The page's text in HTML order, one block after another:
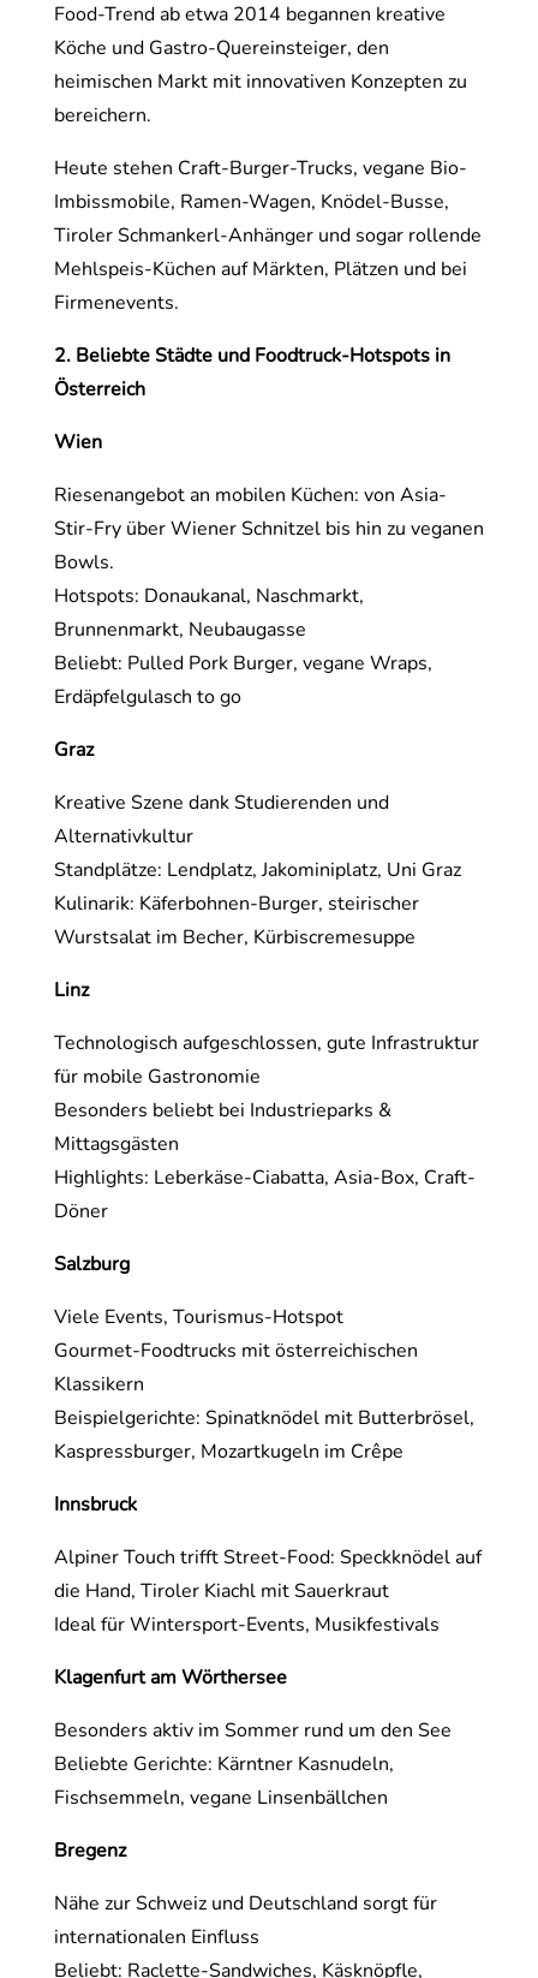
Food-Trend ab etwa 2014 begannen kreative
Köche und Gastro-Quereinsteiger, den
heimischen Markt mit innovativen Konzepten zu
bereichern.
Heute stehen Craft-Burger-Trucks, vegane Bio-
Imbissmobile, Ramen-Wagen, Knödel-Busse,
Tiroler Schmankerl-Anhänger und sogar rollende
Mehlspeis-Küchen auf Märkten, Plätzen und bei
Firmenevents.
2. Beliebte Städte und Foodtruck-Hotspots in
Österreich
Wien
Riesenangebot an mobilen Küchen: von Asia-
Stir-Fry über Wiener Schnitzel bis hin zu veganen
Bowls.
Hotspots: Donaukanal, Naschmarkt,
Brunnenmarkt, Neubaugasse
Beliebt: Pulled Pork Burger, vegane Wraps,
Erdäpfelgulasch to go
Graz
Kreative Szene dank Studierenden und
Alternativkultur
Standplätze: Lendplatz, Jakominiplatz, Uni Graz
Kulinarik: Käferbohnen-Burger, steirischer
Wurstsalat im Becher, Kürbiscremesuppe
Linz
Technologisch aufgeschlossen, gute Infrastruktur
für mobile Gastronomie
Besonders beliebt bei Industrieparks &
Mittagsgästen
Highlights: Leberkäse-Ciabatta, Asia-Box, Craft-
Döner
Salzburg
Viele Events, Tourismus-Hotspot
Gourmet-Foodtrucks mit österreichischen
Klassikern
Beispielgerichte: Spinatknödel mit Butterbrösel,
Kaspressburger, Mozartkugeln im Crêpe
Innsbruck
Alpiner Touch trifft Street-Food: Speckknödel auf
die Hand, Tiroler Kiachl mit Sauerkraut
Ideal für Wintersport-Events, Musikfestivals
Klagenfurt am Wörthersee
Besonders aktiv im Sommer rund um den See
Beliebte Gerichte: Kärntner Kasnudeln,
Fischsemmeln, vegane Linsenbällchen
Bregenz
Nähe zur Schweiz und Deutschland sorgt für
internationalen Einfluss
Beliebt: Raclette-Sandwiches, Käsknöpfle,